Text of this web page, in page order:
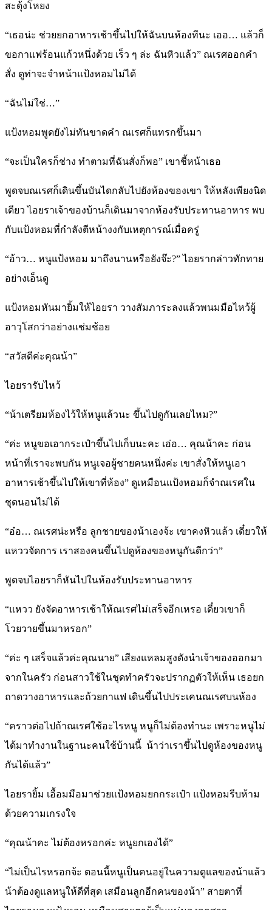
สะดุ้งโหยง
“เธอน่ะ ช่วยยกอาหารเช้าขึ้นไปให้ฉันบนห้องทีนะ เออ… แล้วก็
ขอกาแฟร้อนแก้วหนึ่งด้วย เร็ว ๆ ล่ะ ฉันหิวแล้ว” ณเรศออกคำ
สั่ง ดูท่าจะจำหน้าแป้งหอมไม่ได้
“ฉันไม่ใช่…”
แป้งหอมพูดยังไม่ทันขาดคำ ณเรศก็แทรกขึ้นมา
“จะเป็นใครก็ช่าง ทำตามที่ฉันสั่งก็พอ” เขาชี้หน้าเธอ
พูดจบณเรศก็เดินขึ้นบันไดกลับไปยังห้องของเขา ให้หลังเพียงนิด
เดียว ไอยราเจ้าของบ้านก็เดินมาจากห้องรับประทานอาหาร พบ
กับแป้งหอมที่กำลังตีหน้างงกับเหตุการณ์เมื่อครู่
“อ้าว… หนูแป้งหอม มาถึงนานหรือยังจ๊ะ?” ไอยรากล่าวทักทาย
อย่างเอ็นดู
แป้งหอมหันมายิ้มให้ไอยรา วางสัมภาระลงแล้วพนมมือไหว้ผู้
อาวุโสกว่าอย่างแช่มช้อย
“สวัสดีค่ะคุณน้า”
ไอยรารับไหว้
“น้าเตรียมห้องไว้ให้หนูแล้วนะ ขึ้นไปดูกันเลยไหม?”
“ค่ะ หนูขอเอากระเป๋าขึ้นไปเก็บนะคะ เอ่อ… คุณน้าคะ ก่อน
หน้าที่เราจะพบกัน หนูเจอผู้ชายคนหนึ่งค่ะ เขาสั่งให้หนูเอา
อาหารเช้าขึ้นไปให้เขาที่ห้อง” ดูเหมือนแป้งหอมก็จำณเรศใน
ชุดนอนไม่ได้
“อ๋อ… ณเรศน่ะหรือ ลูกชายของน้าเองจ้ะ เขาคงหิวแล้ว เดี๋ยวให้
แหววจัดการ เราสองคนขึ้นไปดูห้องของหนูกันดีกว่า”
พูดจบไอยราก็หันไปในห้องรับประทานอาหาร
“แหวว ยังจัดอาหารเช้าให้ณเรศไม่เสร็จอีกเหรอ เดี๋ยวเขาก็
โวยวายขึ้นมาหรอก”
“ค่ะ ๆ เสร็จแล้วค่ะคุณนาย” เสียงแหลมสูงดังนำเจ้าของออกมา
จากในครัว ก่อนสาวใช้ในชุดทำครัวจะปรากฏตัวให้เห็น เธอยก
ถาดวางอาหารและถ้วยกาแฟ เดินขึ้นไปประเคนณเรศบนห้อง
“คราวต่อไปถ้าณเรศใช้อะไรหนู หนูก็ไม่ต้องทำนะ เพราะหนูไม่
ได้มาทำงานในฐานะคนใช้บ้านนี้ น้าว่าเราขึ้นไปดูห้องของหนู
กันได้แล้ว”
ไอยรายิ้ม เอื้อมมือมาช่วยแป้งหอมยกกระเป๋า แป้งหอมรีบห้าม
ด้วยความเกรงใจ
“คุณน้าคะ ไม่ต้องหรอกค่ะ หนูยกเองได้”
“ไม่เป็นไรหรอกจ้ะ ตอนนี้หนูเป็นคนอยู่ในความดูแลของน้าแล้ว
น้าต้องดูแลหนูให้ดีที่สุด เสมือนลูกอีกคนของน้า” สายตาที่